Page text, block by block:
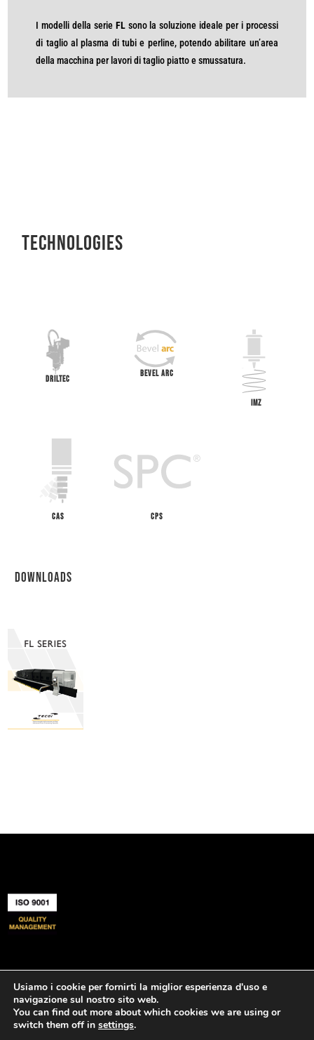
I modelli della serie FLsono la soluzione ideale per i processi
di taglio al plasma di tubi e perline, potendo abilitare un’area
della macchina per lavori di taglio piatto e smussatura.
TEChNOLOGIEs
DRILTEC
BEVEL ARC
IMZ
CAS CPS
DOWNLOADS
HistoryIValueI
Legal Notice IPrivacy PolicyICookies Quality
Usiamo i cookie per fornirti la miglior esperienza d'uso e
navigazione sul nostro sito web.
You can find out more about which cookies we are using or
switch them off in settings.